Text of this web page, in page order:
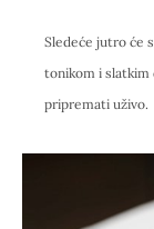
Sledeće jutro će
tonikom i slatkim
pripremati uživo.